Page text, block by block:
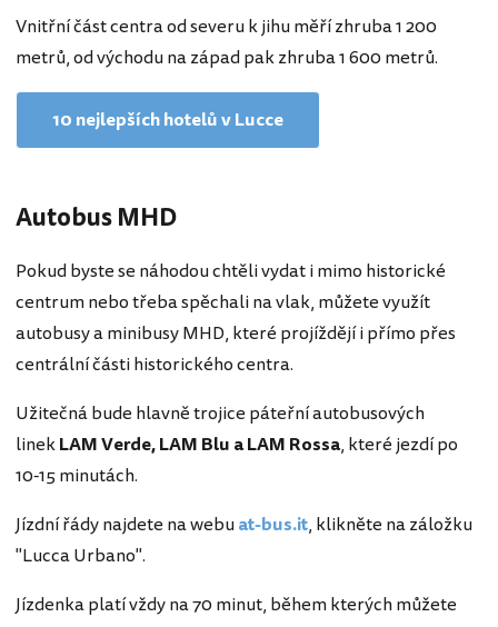
Vnitřní část centra od severu k jihu měří zhruba 1 200
metrů, od východu na západ pak zhruba 1 600 metrů.
10 nejlepších hotelů v Lucce
Autobus MHD
Pokud byste se náhodou chtěli vydat i mimo historické
centrum nebo třeba spěchali na vlak, můžete využít
autobusy a minibusy MHD, které projíždějí i přímo přes
centrální části historického centra.
Užitečná bude hlavně trojice páteřní autobusových
linekLAM Verde, LAM Blu a LAM Rossa, které jezdí po
10-15 minutách.
Jízdní řády najdete na webuat-bus.it, klikněte na záložku
"Lucca Urbano".
Jízdenka platí vždy na 70 minut, během kterých můžete